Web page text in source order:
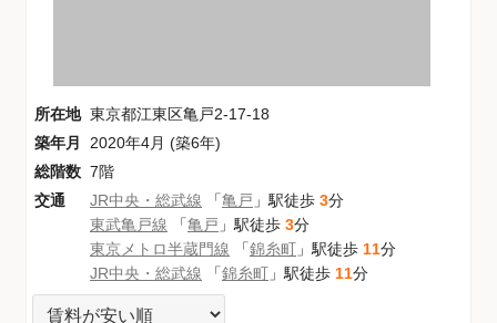
所在地 東京都江東区亀戸2-17-18
築年月
2020年4月 (築6年)
総階数 7階
交通
JR中央・総武線 「亀戸 」駅徒歩 3分
東武亀戸線 「亀戸 」駅徒歩 3分
東京メトロ半蔵門線 「錦糸町 」駅徒歩 11分
JR中央・総武線 「錦糸町 」駅徒歩 11分